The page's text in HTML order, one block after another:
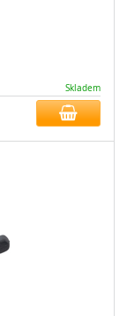
Skladem